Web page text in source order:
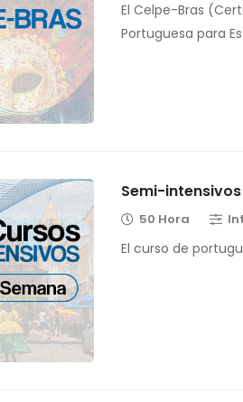
El Celpe-Bras
Portuguesa para
Semi-
50 Hora
El curso de